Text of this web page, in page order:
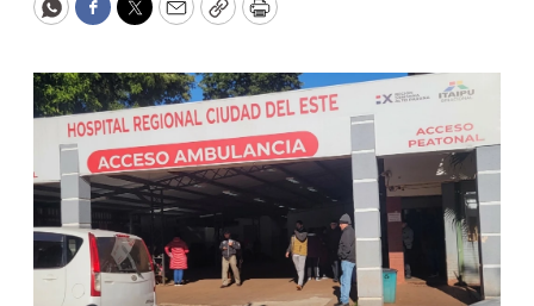
WhatsApp
Facebook
Twitter
EmailCopyPrint